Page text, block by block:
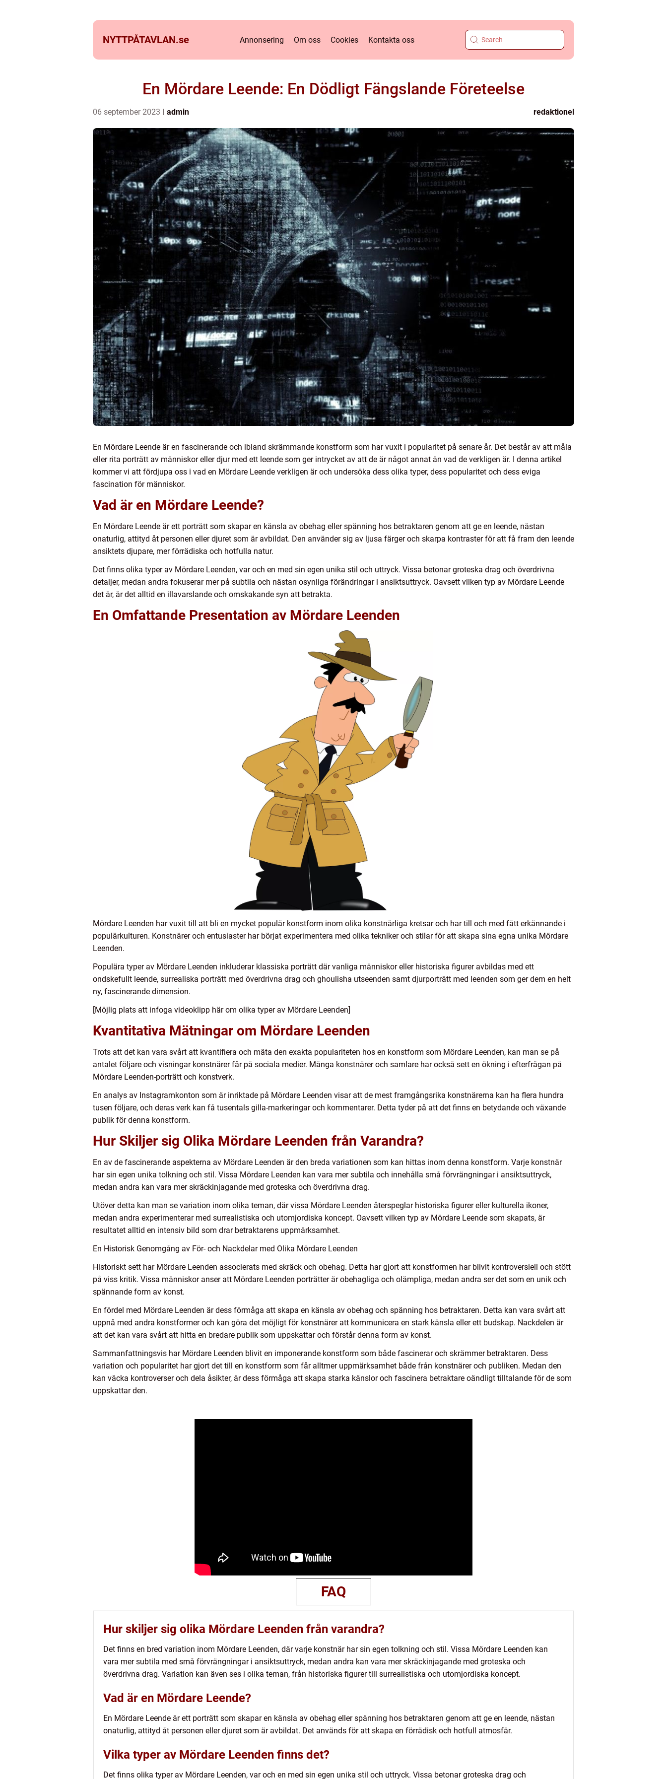
NYTTPÅTAVLAN.se Annonsering Om oss Cookies Kontakta oss
En Mördare Leende: En Dödligt Fängslande Företeelse
06 september 2023 admin redaktionel
En Mördare Leende är en fascinerande och ibland skrämmande konstform som har vuxit i popularitet på senare år. Det består av att måla
eller rita porträtt av människor eller djur med ett leende som ger intrycket av att de är något annat än vad de verkligen är. I denna artikel
kommer vi att fördjupa oss i vad en Mördare Leende verkligen är och undersöka dess olika typer, dess popularitet och dess eviga
fascination för människor.
Vad är en Mördare Leende?
En Mördare Leende är ett porträtt som skapar en känsla av obehag eller spänning hos betraktaren genom att ge en leende, nästan
onaturlig, attityd åt personen eller djuret som är avbildat. Den använder sig av ljusa färger och skarpa kontraster för att få fram den leende
ansiktets djupare, mer förrädiska och hotfulla natur.
Det finns olika typer av Mördare Leenden, var och en med sin egen unika stil och uttryck. Vissa betonar groteska drag och överdrivna
detaljer, medan andra fokuserar mer på subtila och nästan osynliga förändringar i ansiktsuttryck. Oavsett vilken typ av Mördare Leende
det är, är det alltid en illavarslande och omskakande syn att betrakta.
En Omfattande Presentation av Mördare Leenden
Mördare Leenden har vuxit till att bli en mycket populär konstform inom olika konstnärliga kretsar och har till och med fått erkännande i
populärkulturen. Konstnärer och entusiaster har börjat experimentera med olika tekniker och stilar för att skapa sina egna unika Mördare
Leenden.
Populära typer av Mördare Leenden inkluderar klassiska porträtt där vanliga människor eller historiska figurer avbildas med ett
ondskefullt leende, surrealiska porträtt med överdrivna drag och ghoulisha utseenden samt djurporträtt med leenden som ger dem en helt
ny, fascinerande dimension.
[Möjlig plats att infoga videoklipp här om olika typer av Mördare Leenden]
Kvantitativa Mätningar om Mördare Leenden
Trots att det kan vara svårt att kvantifiera och mäta den exakta populariteten hos en konstform som Mördare Leenden, kan man se på
antalet följare och visningar konstnärer får på sociala medier. Många konstnärer och samlare har också sett en ökning i efterfrågan på
Mördare Leenden-porträtt och konstverk.
En analys av Instagramkonton som är inriktade på Mördare Leenden visar att de mest framgångsrika konstnärerna kan ha flera hundra
tusen följare, och deras verk kan få tusentals gilla-markeringar och kommentarer. Detta tyder på att det finns en betydande och växande
publik för denna konstform.
Hur Skiljer sig Olika Mördare Leenden från Varandra?
En av de fascinerande aspekterna av Mördare Leenden är den breda variationen som kan hittas inom denna konstform. Varje konstnär
har sin egen unika tolkning och stil. Vissa Mördare Leenden kan vara mer subtila och innehålla små förvrängningar i ansiktsuttryck,
medan andra kan vara mer skräckinjagande med groteska och överdrivna drag.
Utöver detta kan man se variation inom olika teman, där vissa Mördare Leenden återspeglar historiska figurer eller kulturella ikoner,
medan andra experimenterar med surrealistiska och utomjordiska koncept. Oavsett vilken typ av Mördare Leende som skapats, är
resultatet alltid en intensiv bild som drar betraktarens uppmärksamhet.
En Historisk Genomgång av För- och Nackdelar med Olika Mördare Leenden
Historiskt sett har Mördare Leenden associerats med skräck och obehag. Detta har gjort att konstformen har blivit kontroversiell och stött
på viss kritik. Vissa människor anser att Mördare Leenden porträtter är obehagliga och olämpliga, medan andra ser det som en unik och
spännande form av konst.
En fördel med Mördare Leenden är dess förmåga att skapa en känsla av obehag och spänning hos betraktaren. Detta kan vara svårt att
uppnå med andra konstformer och kan göra det möjligt för konstnärer att kommunicera en stark känsla eller ett budskap. Nackdelen är
att det kan vara svårt att hitta en bredare publik som uppskattar och förstår denna form av konst.
Sammanfattningsvis har Mördare Leenden blivit en imponerande konstform som både fascinerar och skrämmer betraktaren. Dess
variation och popularitet har gjort det till en konstform som får alltmer uppmärksamhet både från konstnärer och publiken. Medan den
kan väcka kontroverser och dela åsikter, är dess förmåga att skapa starka känslor och fascinera betraktare oändligt tilltalande för de som
uppskattar den.
FAQ
Hur skiljer sig olika Mördare Leenden från varandra?
Det finns en bred variation inom Mördare Leenden, där varje konstnär har sin egen tolkning och stil. Vissa Mördare Leenden kan
vara mer subtila med små förvrängningar i ansiktsuttryck, medan andra kan vara mer skräckinjagande med groteska och
överdrivna drag. Variation kan även ses i olika teman, från historiska figurer till surrealistiska och utomjordiska koncept.
Vad är en Mördare Leende?
En Mördare Leende är ett porträtt som skapar en känsla av obehag eller spänning hos betraktaren genom att ge en leende, nästan
onaturlig, attityd åt personen eller djuret som är avbildat. Det används för att skapa en förrädisk och hotfull atmosfär.
Vilka typer av Mördare Leenden finns det?
Det finns olika typer av Mördare Leenden, var och en med sin egen unika stil och uttryck. Vissa betonar groteska drag och